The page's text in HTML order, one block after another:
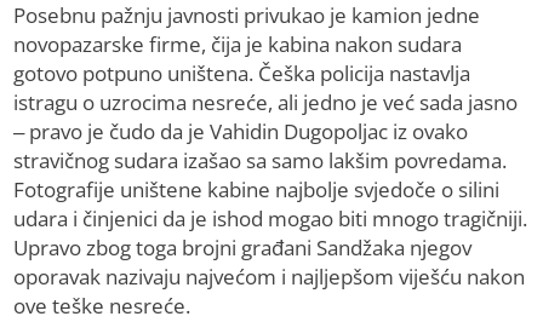
Posebnu pažnju javnosti privukao je kamion jedne
novopazarske firme, čija je kabina nakon sudara
gotovo potpuno uništena. Češka policija nastavlja
istragu o uzrocima nesreće, ali jedno je već sada jasno
– pravo je čudo da je Vahidin Dugopoljac iz ovako
stravičnog sudara izašao sa samo lakšim povredama.
Fotografije uništene kabine najbolje svjedoče o silini
udara i činjenici da je ishod mogao biti mnogo tragičniji.
Upravo zbog toga brojni građani Sandžaka njegov
oporavak nazivaju najvećom i najljepšom viješću nakon
ove teške nesreće.